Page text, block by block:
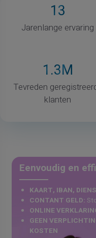
13
Jarenlange ervaring
1.3M
Tevreden
klanten
Eenvoudig en
KAART, IBAN,
CONTANT GELD:
ONLINE
GEEN
KOSTEN